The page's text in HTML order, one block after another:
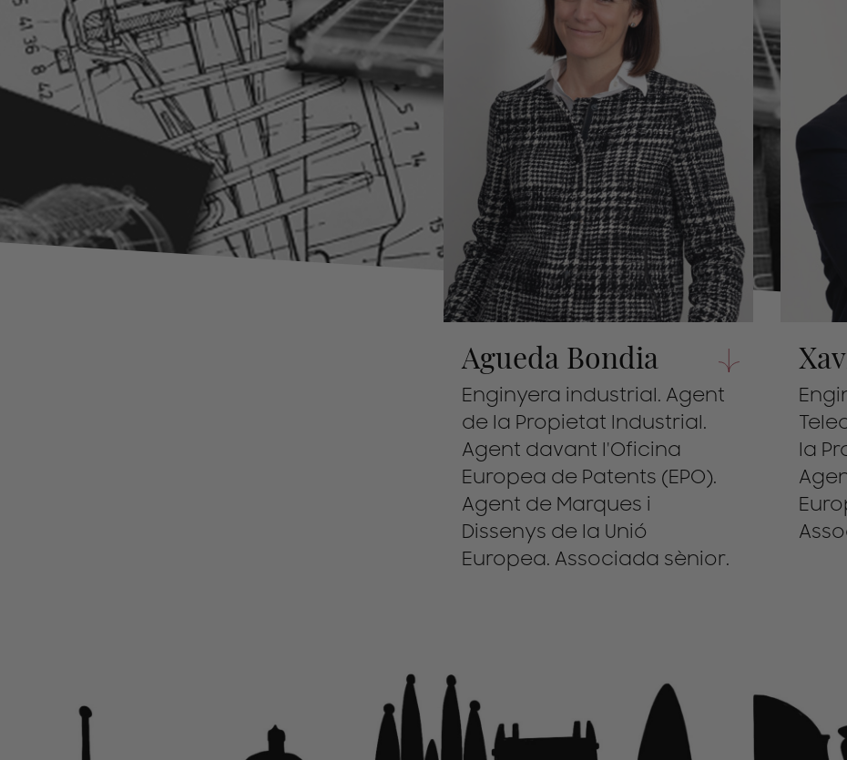
Agueda Bondia
Enginyera industrial. Agent
de la Propietat Industrial.
Agent davant l'Oficina
Europea de Patents (EPO).
Agent de Marques i
Dissenys de la Unió
Europea. Associada sènior.
la